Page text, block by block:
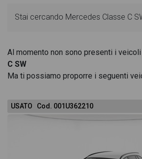
Stai cercando Mercedes Classe C
troverai le migliori offerte per
dettagliate e sempre aggiornate in
Al momento non sono presenti i veicoli
C SW
Ma ti possiamo proporre i seguenti
USATO Cod. 001U362210